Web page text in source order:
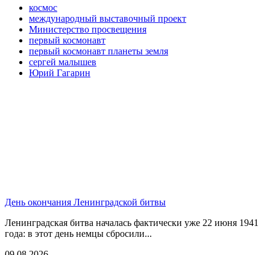
космос
международный выставочный проект
Министерство просвещения
первый космонавт
первый космонавт планеты земля
сергей малышев
Юрий Гагарин
День окончания Ленинградской битвы
Ленинградская битва началась фактически уже 22 июня 1941
года: в этот день немцы сбросили...